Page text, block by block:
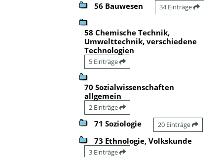
56 Bauwesen 34 Einträge
58 Chemische Technik,
Umwelttechnik, verschiedene
Technologien
5 Einträge
70 Sozialwissenschaften
allgemein
2 Einträge
71 Soziologie 20 Einträge
73 Ethnologie, Volkskunde
3 Einträge